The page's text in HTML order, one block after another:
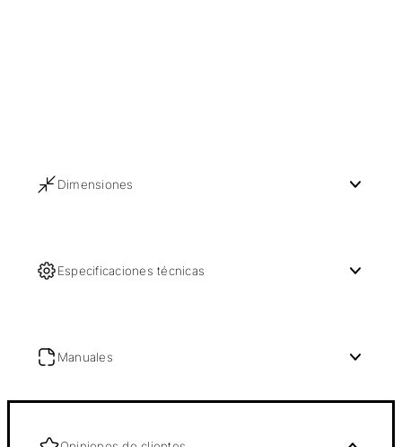
Dimensiones
Especificaciones técnicas
Manuales